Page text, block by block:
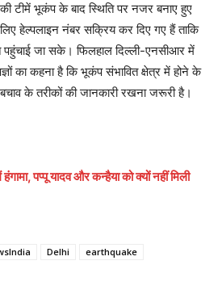
टीमें भूकंप के बाद स्थिति पर नजर बनाए हुए
हेल्पलाइन नंबर सक्रिय कर दिए गए हैं ताकि
जा सके। फिलहाल दिल्ली-एनसीआर में
का कहना है कि भूकंप संभावित क्षेत्र में होने के
के तरीकों की जानकारी रखना जरूरी है।
पप्पू यादव और कन्हैया को क्यों नहीं मिली
Delhi
earthquake